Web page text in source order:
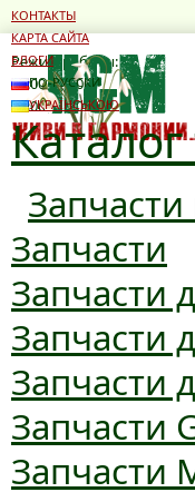
Режим работы:
10:00 - 19:00
10:00 - 16:00
Запчасти
Запчасти
Запчасти
Запчасти
Запчасти
Запчасти
КОНТАКТЫ
КАРТА САЙТА
БЛОГИ
ПО-РУССКИ
УКРАЇНСЬКОЮ